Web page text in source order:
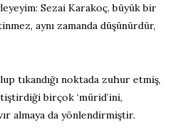
Sezai Karakoç, büyük bir
aynı zamanda düşünürdür,
tıkandığı noktada zuhur etmiş,
birçok ‘mürid’ini,
almaya da yönlendirmiştir.